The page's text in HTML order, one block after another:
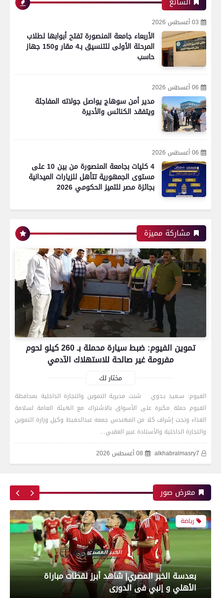
03 أغسطس 2026
الأربعاء جامعة المنصورة تفتح أبوابها لطلاب
المرحلة الأولى للتنسيق بـ4 مقار و150 جهاز
حاسب
06 أغسطس 2026
مدير أمن سوهاج يواصل جولاته المفاجئة
ويتفقد الكنائس والأديرة
06 أغسطس 2026
4 كليات بجامعة المنصورة من بين 10 على
مستوى الجمهورية تتأهل للزيارات الميدانية
بجائزة مصر للتميز الحكومي 2026
مشاركة مميزة
تموين الفيوم: ضبط سيارة محملة بـ 260 كيلو لحوم
مفرومة غير صالحة للاستهلاك الآدمي
مختار لك
الفيوم: سـعيد بـدوي شنت مديرية التموين والتجارة الداخلية بمحافظة
الفيوم حملة مكبرة على الأسواق بالاشتراك مع الهيئة العامة لسلامة
الغذاء وتحت إشراف كلا من المهندس جمعه عبدالحفيظ وكيل وزارة التموين
والتجارة الداخلية والأستاذة عبير العقبي…
alkhabralmasry7
08 أغسطس 2026
معرض صور
اتحاد العاصمة الجزائرى بطلاً لكأس الكونفدرالية
الإفريقية للمرة الثانية في تاريخه
بعدسة الخبر المصري| شاهد أبرز لقطات الشوط
الأول لمباراة الزمالك واتحاد العاصمة الجزائري فى
نهائي كأس الكونفدرالية الإفريقية
رياضة
بعدسة الخبر المصري| شاهد أبرز لقطات مباراة زد و
بيراميدز فى نهائى كأس مصر
رياضة
بعدسة الخبر المصري| شاهد أبرز لقطات مباراة
الأهلي و إنبي فى الدورى